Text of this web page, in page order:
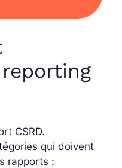
CSRD.
qui doivent
rapports :